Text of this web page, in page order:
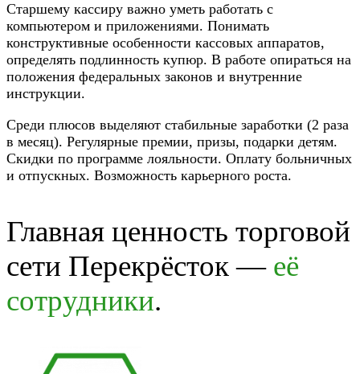
Старшему кассиру важно уметь работать с
компьютером и приложениями. Понимать
конструктивные особенности кассовых аппаратов,
определять подлинность купюр. В работе опираться на
положения федеральных законов и внутренние
инструкции.
Среди плюсов выделяют стабильные заработки (2 раза
в месяц). Регулярные премии, призы, подарки детям.
Скидки по программе лояльности. Оплату больничных
и отпускных. Возможность карьерного роста.
Главная ценность торговой
сети Перекрёсток — её
сотрудники.